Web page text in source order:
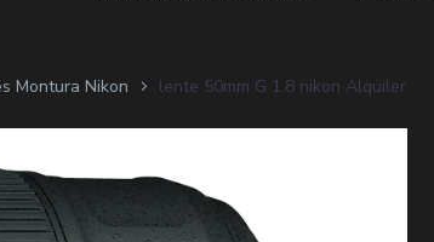
Montura Nikon lente 50mm G 1.8 nikon Alquiler